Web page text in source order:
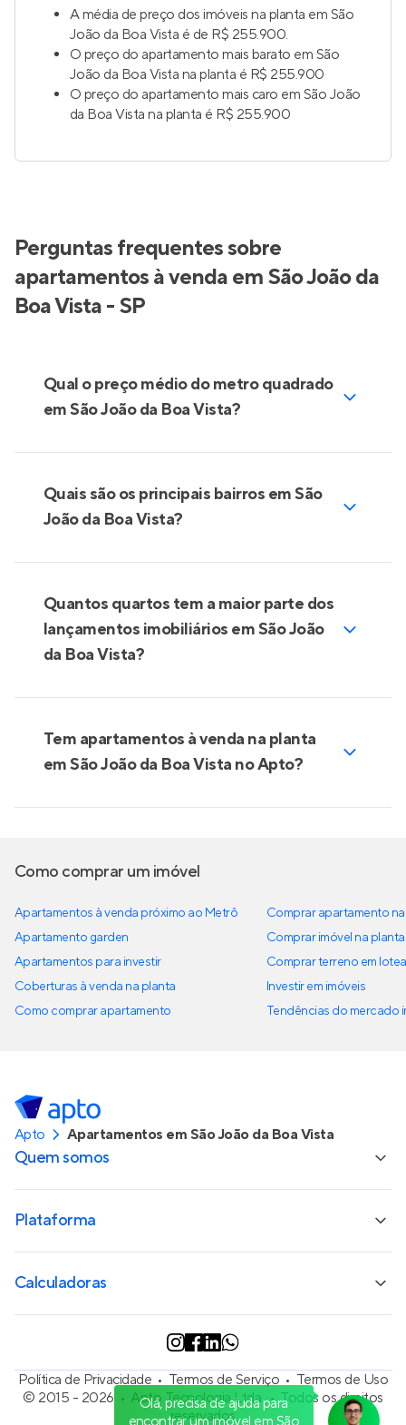
A média de preço dos imóveis na planta em São
João da Boa Vista é de R$ 255.900.
O preço do apartamento mais barato em São
João da Boa Vista na planta é R$ 255.900
O preço do apartamento mais caro em São João
da Boa Vista na planta é R$ 255.900
Perguntas frequentes sobre
apartamentos à venda em São João da
Boa Vista - SP
Qual o preço médio do metro quadrado
em São João da Boa Vista?
Quais são os principais bairros em São
João da Boa Vista?
Quantos quartos tem a maior parte dos
lançamentos imobiliários em São João
da Boa Vista?
Tem apartamentos à venda na planta
em São João da Boa Vista no Apto?
Olá, precisa de ajuda para
encontrar um imóvel em São
Como comprar um imóvel
Apartamentos à venda próximo ao Metrô
Apartamento garden
Apartamentos para investir
Coberturas à venda na planta
Como comprar apartamento
Comprar apartamento
Comprar imóvel na planta
Comprar terreno em
Investir em imóveis
Tendências do mercado
Apto Apartamentos em São João da Boa Vista
Quem somos
Plataforma
Calculadoras
Política de Privacidade Termos de Serviço
Termos de Uso
© 2015 - 2026
Apto Tecnologia Ltda.
Todos os direitos
reservados